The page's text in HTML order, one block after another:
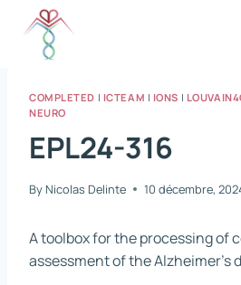
content
COMPLETED | ICTEAM | IONS |
NEURO
EPL24-316
By Nicolas Delinte 10 décembre,
A toolbox for the processing of
assessment of the Alzheimer’s